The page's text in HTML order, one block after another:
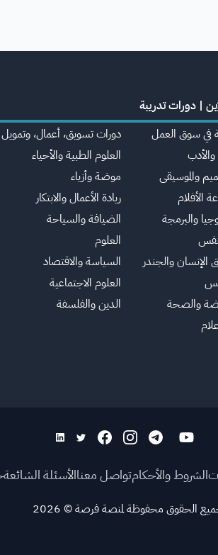
| دورات تدريبة
في سوق العمل
والموسيقى
الأفلام
والبرمجة
الإنسان والجندر
والصحة
دورات تسويق، أعمال، وتمويل
العلوم الطبية والأحياء
موضة وأزياء
ريادة الأعمال والابتكار
الضيافة والسياحة
العلوم
السياسة والاقتصاد
العلوم الاجتماعية
الدين والفلسفة
الشروط والأحكامتواصل معناالأسئلة الشائعة
الحقوق محفوظة لمنصة فرصة©
2026